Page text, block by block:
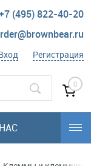
(495) 822-40-20
Регистрация
0